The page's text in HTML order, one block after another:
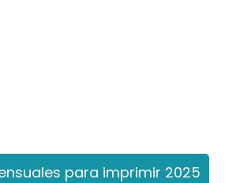
para imprimir 2025